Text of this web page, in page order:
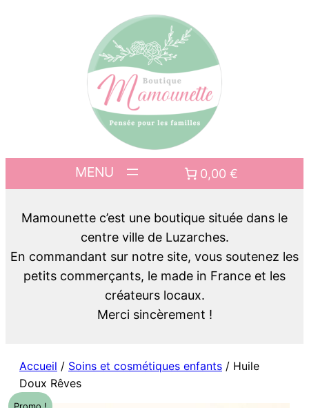
0,00 €
Mamounette c’est une boutique située dans le
centre ville de Luzarches.
En commandant sur notre site, vous soutenez les
petits commerçants, le made in France et les
créateurs locaux.
Merci sincèrement !
Accueil / Soins et cosmétiques enfants / Huile
Doux Rêves